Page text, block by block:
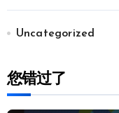
Uncategorized
您错过了